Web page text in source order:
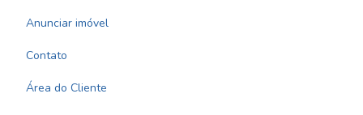
Anunciar imóvel
Contato
Área do Cliente